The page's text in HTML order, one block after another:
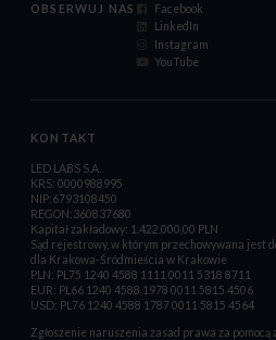
OBSERWUJ NAS
Facebook
LinkedIn
Instagram
YouTube
KONTAKT
LED LABS S.A.
KRS: 0000988995
NIP:6793108450
REGON:360837680
Kapitał zakładowy: 1.422.000,00 PLN
Sąd rejestrowy, w którym przechowywana jest
dla Krakowa-Śródmieścia w Krakowie
PLN: PL75 1240 4588 1111 0011 5318 8711
EUR: PL66 1240 4588 1978 0011 5815 4506
USD: PL76 1240 4588 1787 0011 5815 4564
Zgłoszenie naruszenia zasad prawa za